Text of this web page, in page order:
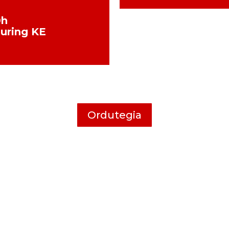
KE
Ordutegia